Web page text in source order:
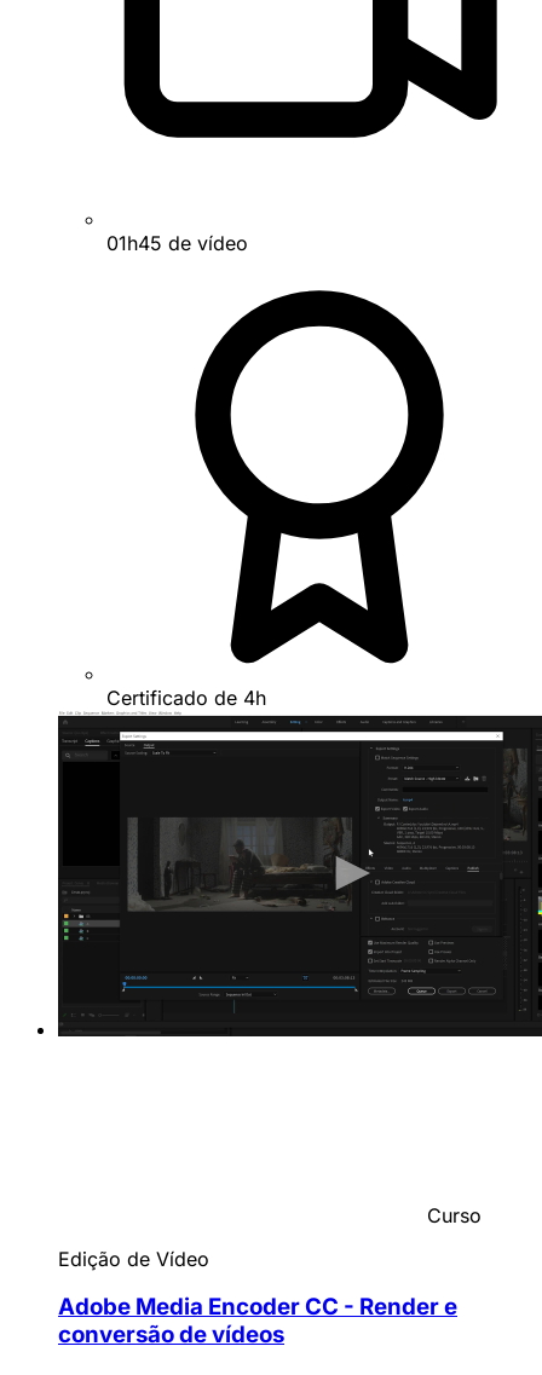
01h45 de vídeo
Certificado de 4h
Curso
Edição de Vídeo
Adobe Media Encoder CC - Render e
conversão de vídeos